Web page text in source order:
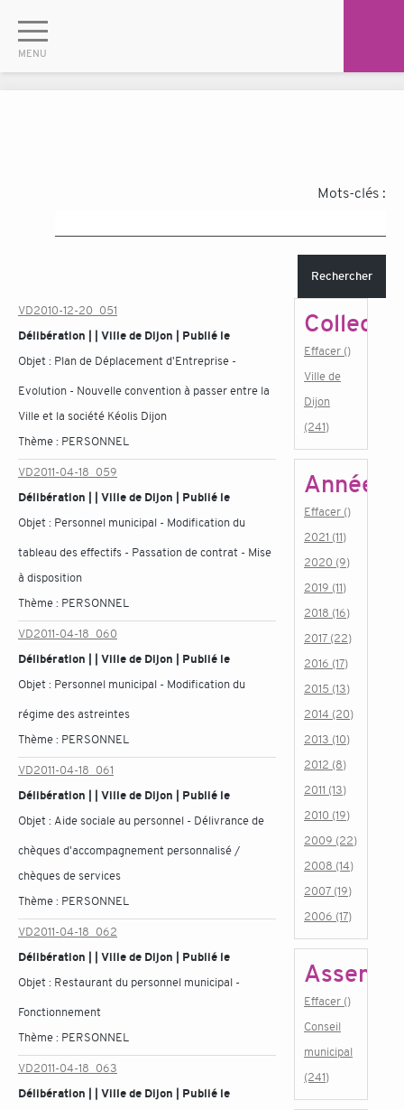
Mots-clés :
Rechercher
VD2010-12-20_051
Délibération | | Ville de Dijon | Publié le
Objet : Plan de Déplacement d'Entreprise -
Evolution - Nouvelle convention à passer entre la
Ville et la société Kéolis Dijon
Thème : PERSONNEL
VD2011-04-18_059
Délibération | | Ville de Dijon | Publié le
Objet : Personnel municipal - Modification du
tableau des effectifs - Passation de contrat - Mise
à disposition
Thème : PERSONNEL
VD2011-04-18_060
Délibération | | Ville de Dijon | Publié le
Objet : Personnel municipal - Modification du
régime des astreintes
Thème : PERSONNEL
VD2011-04-18_061
Délibération | | Ville de Dijon | Publié le
Objet : Aide sociale au personnel - Délivrance de
chèques d'accompagnement personnalisé /
chèques de services
Thème : PERSONNEL
VD2011-04-18_062
Délibération | | Ville de Dijon | Publié le
Objet : Restaurant du personnel municipal -
Fonctionnement
Thème : PERSONNEL
VD2011-04-18_063
Délibération | | Ville de Dijon | Publié le
Effacer ()
Ville de
Dijon
(241)
Année
Effacer ()
2021 (11)
2020 (9)
2019 (11)
2018 (16)
2017 (22)
2016 (17)
2015 (13)
2014 (20)
2013 (10)
2012 (8)
2011 (13)
2010 (19)
2009 (22)
2008 (14)
2007 (19)
2006 (17)
Effacer ()
Conseil
municipal
(241)